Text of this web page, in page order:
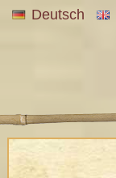
Deutsch
Patentní medicína